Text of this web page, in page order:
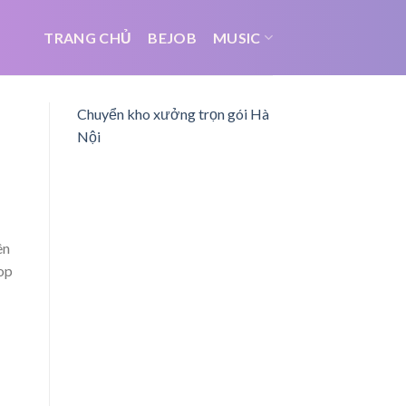
TRANG CHỦ BEJOB MUSIC
Chuyển kho xưởng trọn gói Hà
Nội